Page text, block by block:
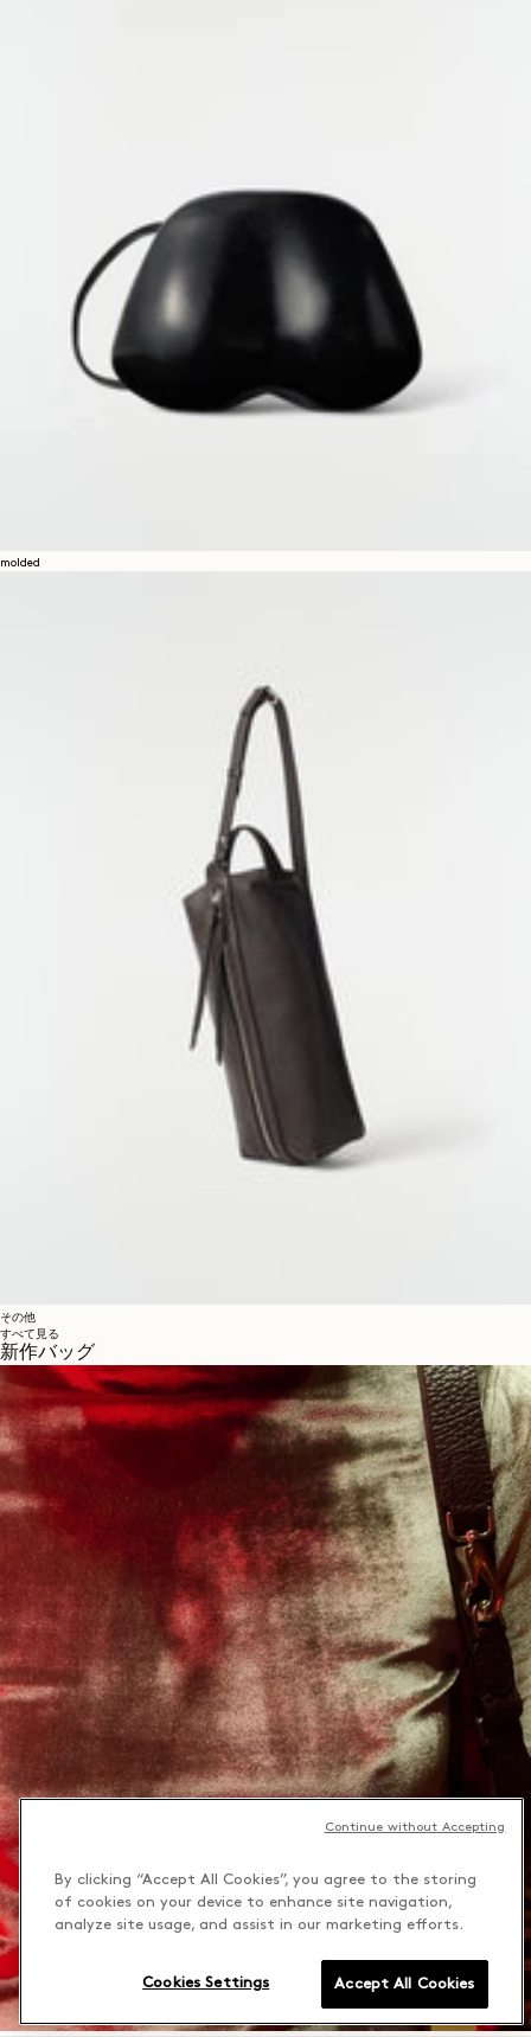
molded
その他
すべて見る
新作バッグ
By clicking “Accept All Cookies”, you agree to the storing
of cookies on your device to enhance site navigation,
analyze site usage, and assist in our marketing efforts.
Accept All Cookies
Cookies Settings
Continue without Accepting